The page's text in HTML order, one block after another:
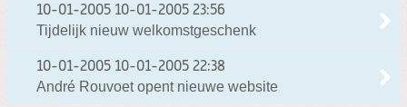
10-01-2005 10-01-2005 23:56
Tijdelijk nieuw welkomstgeschenk
10-01-2005 10-01-2005 22:38
André Rouvoet opent nieuwe website